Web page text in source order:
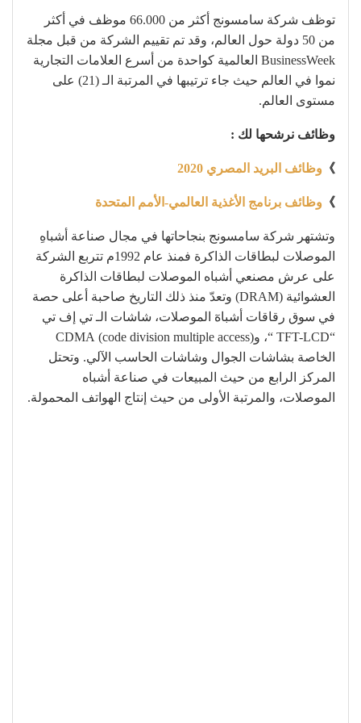
توظف شركة سامسونج أكثر من 66.000 موظف في أكثر
من 50 دولة حول العالم، وقد تم تقييم الشركة من قبل مجلة
BusinessWeek العالمية كواحدة من أسرع العلامات التجارية
نموا في العالم حيث جاء ترتيبها في المرتبة الـ (21) على
مستوى العالم.
وظائف نرشحها لك :
》 وظائف البريد المصري 2020
》 وظائف برنامج الأغذية العالمي-الأمم المتحدة
وتشتهر شركة سامسونج بنجاحاتها في مجال صناعة أشباهِ
الموصلات لبطاقات الذاكرة فمنذ عام 1992م تتربع الشركة
على عرش مصنعي أشباه الموصلات لبطاقات الذاكرة
العشوائية (DRAM) وتعدّ منذ ذلك التاريخ صاحبة أعلى حصة
في سوق رقاقات أشباهٓ الموصلات، شاشات الـ تي إف تي
“TFT-LCD “، و(code division multiple access) CDMA
الخاصة بشاشات الجوال وشاشات الحاسب الآلي. وتحتل
المركز الرابع من حيث المبيعات في صناعة أشباه
الموصلات، والمرتبة الأولى من حيث إنتاج الهواتف المحمولة.